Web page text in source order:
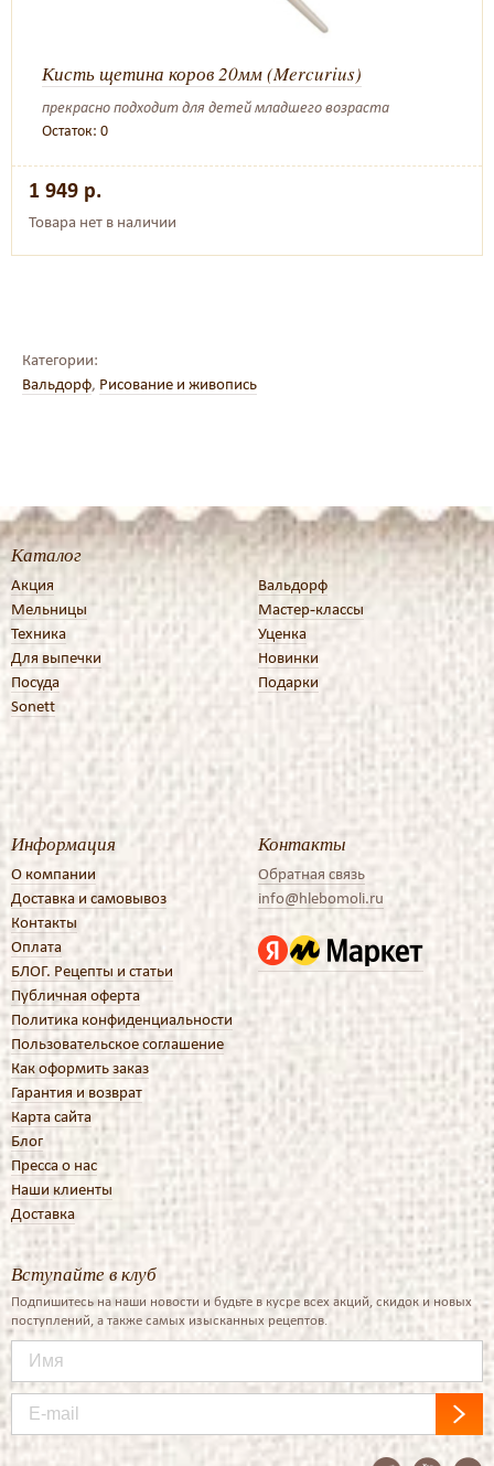
Кисть щетина коров 20мм (Mercurius)
прекрасно подходит для детей младшего возраста
Остаток: 0
1 949 р.
Товара нет в наличии
Категории:
Вальдорф, Рисование и живопись
Каталог
Акция
Мельницы
Техника
Для выпечки
Посуда
Sonett
Вальдорф
Мастер-классы
Уценка
Новинки
Подарки
Информация
О компании
Доставка и самовывоз
Контакты
Оплата
БЛОГ. Рецепты и статьи
Публичная оферта
Политика конфиденциальности
Пользовательское соглашение
Как оформить заказ
Гарантия и возврат
Карта сайта
Блог
Пресса о нас
Наши клиенты
Доставка
Контакты
Обратная связь
info@hlebomoli.ru
Вступайте в клуб
Подпишитесь на наши новости и будьте в кусре всех акций, скидок и новых
поступлений, а также самых изысканных рецептов.